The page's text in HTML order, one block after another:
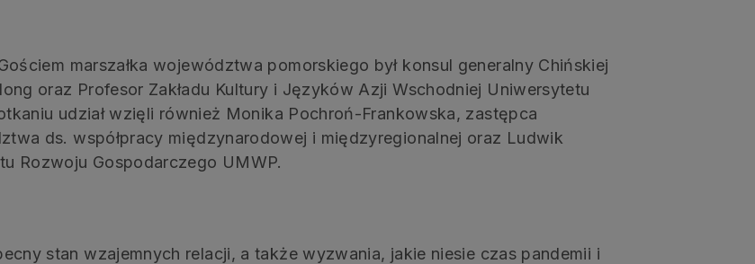
marszałka województwa pomorskiego był konsul generalny Chińskiej
oraz Profesor Zakładu Kultury i Języków Azji Wschodniej Uniwersytetu
udział wzięli również Monika Pochroń-Frankowska, zastępca
ds. współpracy międzynarodowej i międzyregionalnej oraz Ludwik
Rozwoju Gospodarczego UMWP.
stan wzajemnych relacji, a także wyzwania, jakie niesie czas pandemii i